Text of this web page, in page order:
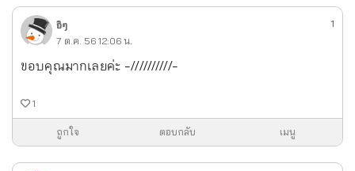
อิๆ
7 ต.ค. 56 12:06 น.
1
ขอบคุณมากเลยค่ะ -//////////-
1
ถูกใจ ตอบกลับ เมนู